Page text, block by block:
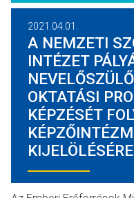
2021.04.01.
A NEMZETI
INTÉZET
OKTATÁSI
KÉPZÉSÉT